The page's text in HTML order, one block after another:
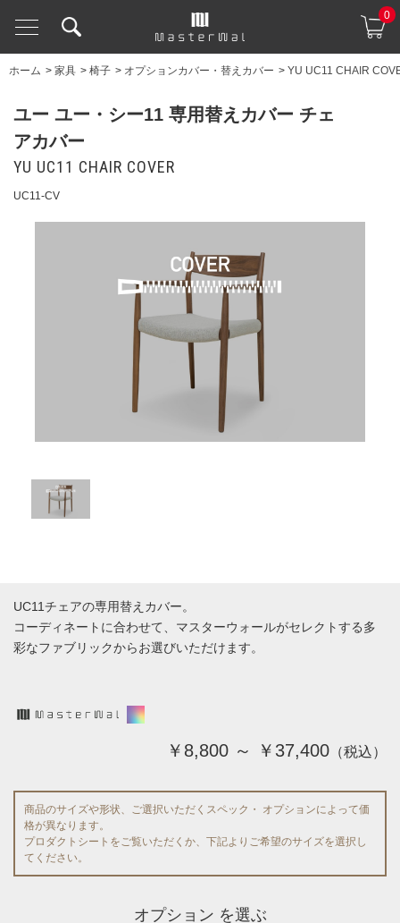
0
ホーム > 家具 > 椅子 > オプションカバー・替えカバー > YU UC11 CHAIR
ユー ユー・シー11 専用替えカバー チェ
アカバー
YU UC11 CHAIR COVER
UC11-CV
UC11チェアの専用替えカバー。
コーディネートに合わせて、マスターウォールがセレクトする多
彩なファブリックからお選びいただけます。
￥8,800 ～ ￥37,400 （税込）
商品のサイズや形状、ご選択いただくスペック・ オプションによって価
格が異なります。
プロダクトシートをご覧いただくか、下記よりご希望のサイズを選択し
てください。
オプション を選ぶ